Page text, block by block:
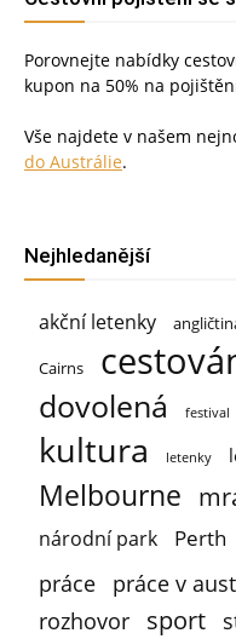
Porovnejte nabídky
kupon na 50% na
Vše najdete v našem
do Austrálie.
Nejhledanější
akční letenky
Cairns
dovolená festival
kultura letenky
Melbourne
národní park Perth
práce práce v
rozhovor sport